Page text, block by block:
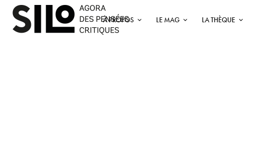
À PROPOS LE MAG LA THÈQUE